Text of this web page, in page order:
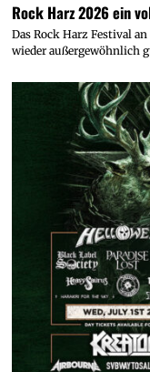
Rock Harz 2026 ein
Das Rock Harz Festival
wieder außergewöhnlich